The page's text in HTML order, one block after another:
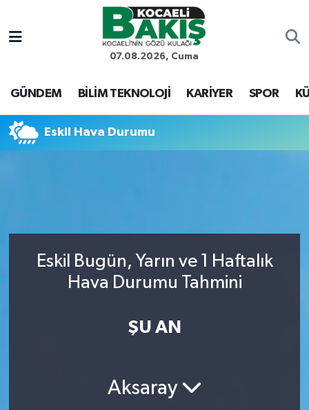
07.08.2026, Cuma
GÜNDEM BİLİM TEKNOLOJİ KARİYER SPOR
Eskil Hava Durumu
Eskil Bugün, Yarın ve 1 Haftalık
Hava Durumu Tahmini
ŞU AN
Aksaray
Kocaeli Nöbetçi Eczaneler
Kocaeli Hava Durumu
Haber Arşivi